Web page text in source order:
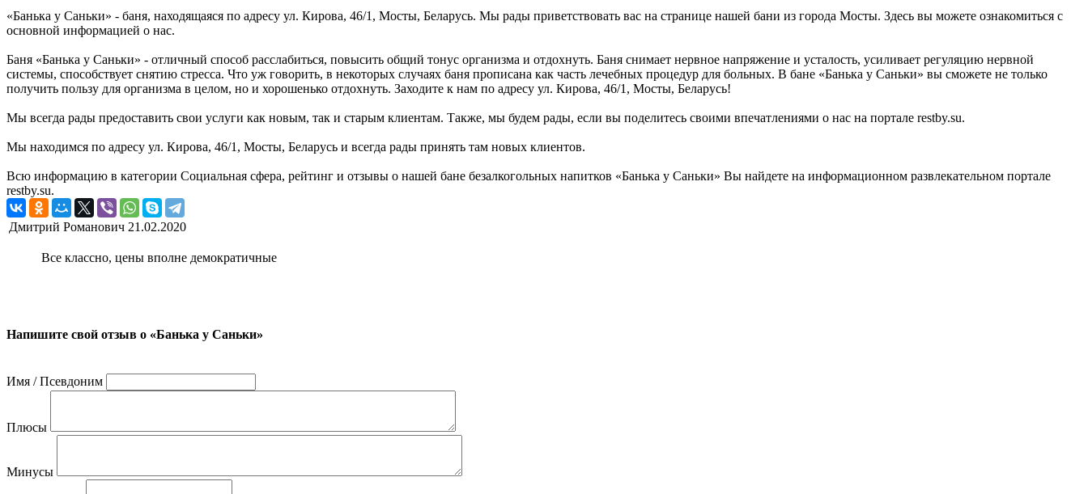
«Банька у Саньки» - баня, находящаяся по адресу ул. Кирова, 46/1, Мосты, Беларусь. Мы рады приветствовать вас на странице нашей бани из города Мосты. Здесь вы можете ознакомиться с
основной информацией о нас.
Баня «Банька у Саньки» - отличный способ расслабиться, повысить общий тонус организма и отдохнуть. Баня снимает нервное напряжение и усталость, усиливает регуляцию нервной
системы, способствует снятию стресса. Что уж говорить, в некоторых случаях баня прописана как часть лечебных процедур для больных. В бане «Банька у Саньки» вы сможете не только
получить пользу для организма в целом, но и хорошенько отдохнуть. Заходите к нам по адресу ул. Кирова, 46/1, Мосты, Беларусь!
Мы всегда рады предоставить свои услуги как новым, так и старым клиентам. Также, мы будем рады, если вы поделитесь своими впечатлениями о нас на портале restby.su.
Мы находимся по адресу ул. Кирова, 46/1, Мосты, Беларусь и всегда рады принять там новых клиентов.
Всю информацию в категории Социальная сфера, рейтинг и отзывы о нашей бане безалкогольных напитков «Банька у Саньки» Вы найдете на информационном развлекательном портале
restby.su.
Дмитрий Романович 21.02.2020
Все классно, цены вполне демократичные
Напишите свой отзыв о «Банька у Саньки»
Имя / Псевдоним
Плюсы
Минусы